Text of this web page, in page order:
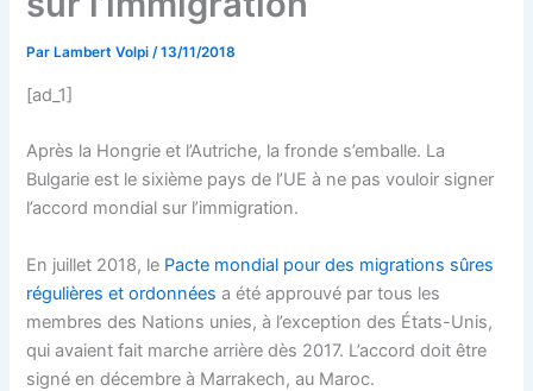
Par Lambert Volpi/13/11/2018
[ad_1]
Après la Hongrie et l’Autriche, la fronde s’emballe. La
Bulgarie est le sixième pays de l’UE à ne pas vouloir signer
l’accord mondial sur l’immigration.
En juillet 2018, le Pacte mondial pour des migrations sûres
régulières et ordonnées a été approuvé par tous les
membres des Nations unies, à l’exception des États-Unis,
qui avaient fait marche arrière dès 2017. L’accord doit être
signé en décembre à Marrakech, au Maroc.